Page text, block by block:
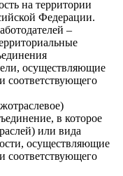
на территории
Федерации.
–
осуществляющие
соответствующего
в которое
или вида
осуществляющие
соответствующего